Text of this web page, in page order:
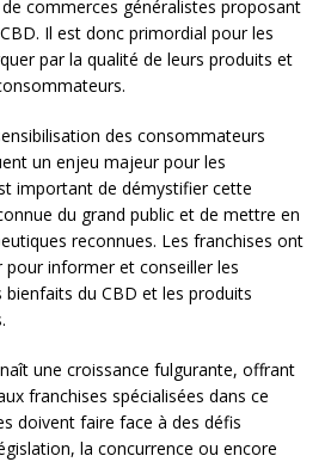
commerces généralistes proposant
Il est donc primordial pour les
par la qualité de leurs produits et
des consommateurs
un enjeu majeur pour les
important de démystifier cette
du grand public et de mettre en
reconnues. Les franchises ont
informer et conseiller les
du CBD et les produits
une croissance fulgurante, offrant
franchises spécialisées dans ce
doivent faire face à des défis
la concurrence ou encore